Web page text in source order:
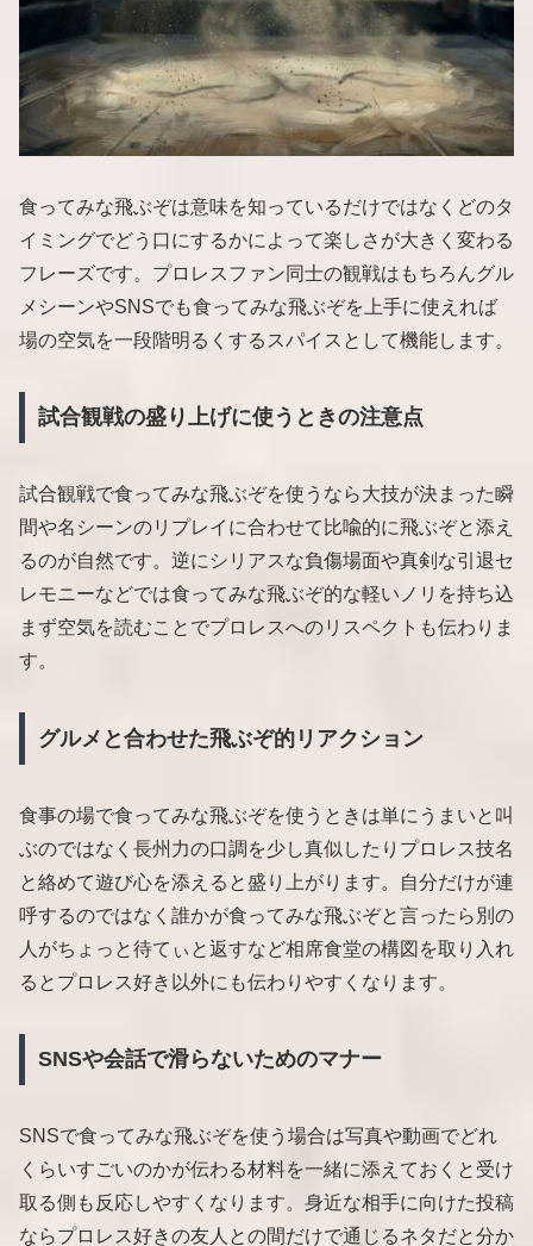
食ってみな飛ぶぞは意味を知っているだけではなくどのタ
イミングでどう口にするかによって楽しさが大きく変わる
フレーズです。プロレスファン同士の観戦はもちろんグル
メシーンやSNSでも食ってみな飛ぶぞを上手に使えれば
場の空気を一段階明るくするスパイスとして機能します。
試合観戦の盛り上げに使うときの注意点
試合観戦で食ってみな飛ぶぞを使うなら大技が決まった瞬
間や名シーンのリプレイに合わせて比喩的に飛ぶぞと添え
るのが自然です。逆にシリアスな負傷場面や真剣な引退セ
レモニーなどでは食ってみな飛ぶぞ的な軽いノリを持ち込
まず空気を読むことでプロレスへのリスペクトも伝わりま
す。
グルメと合わせた飛ぶぞ的リアクション
食事の場で食ってみな飛ぶぞを使うときは単にうまいと叫
ぶのではなく長州力の口調を少し真似したりプロレス技名
と絡めて遊び心を添えると盛り上がります。自分だけが連
呼するのではなく誰かが食ってみな飛ぶぞと言ったら別の
人がちょっと待てぃと返すなど相席食堂の構図を取り入れ
るとプロレス好き以外にも伝わりやすくなります。
SNSや会話で滑らないためのマナー
SNSで食ってみな飛ぶぞを使う場合は写真や動画でどれ
くらいすごいのかが伝わる材料を一緒に添えておくと受け
取る側も反応しやすくなります。身近な相手に向けた投稿
ならプロレス好きの友人との間だけで通じるネタだと分か